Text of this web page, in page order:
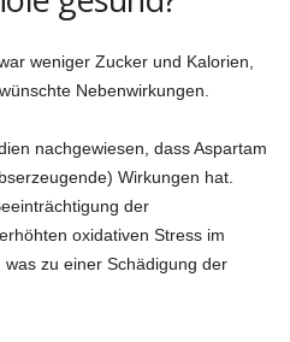
weniger Zucker und Kalorien,
Nebenwirkungen.
nachgewiesen, dass Aspartam
Wirkungen hat.
der
oxidativen Stress im
zu einer Schädigung der